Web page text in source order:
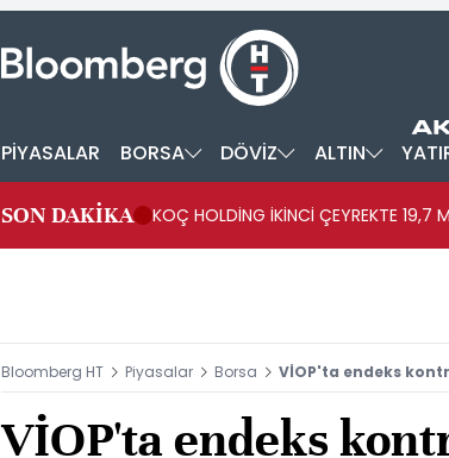
PİYASALAR BORSA DÖVİZ ALTIN
SON DAKİKA KOÇ HOLDİNG İKİNCİ ÇEYREKTE 19,7
Bloomberg HT Piyasalar Borsa VİOP'ta endeks
VİOP'ta endeks